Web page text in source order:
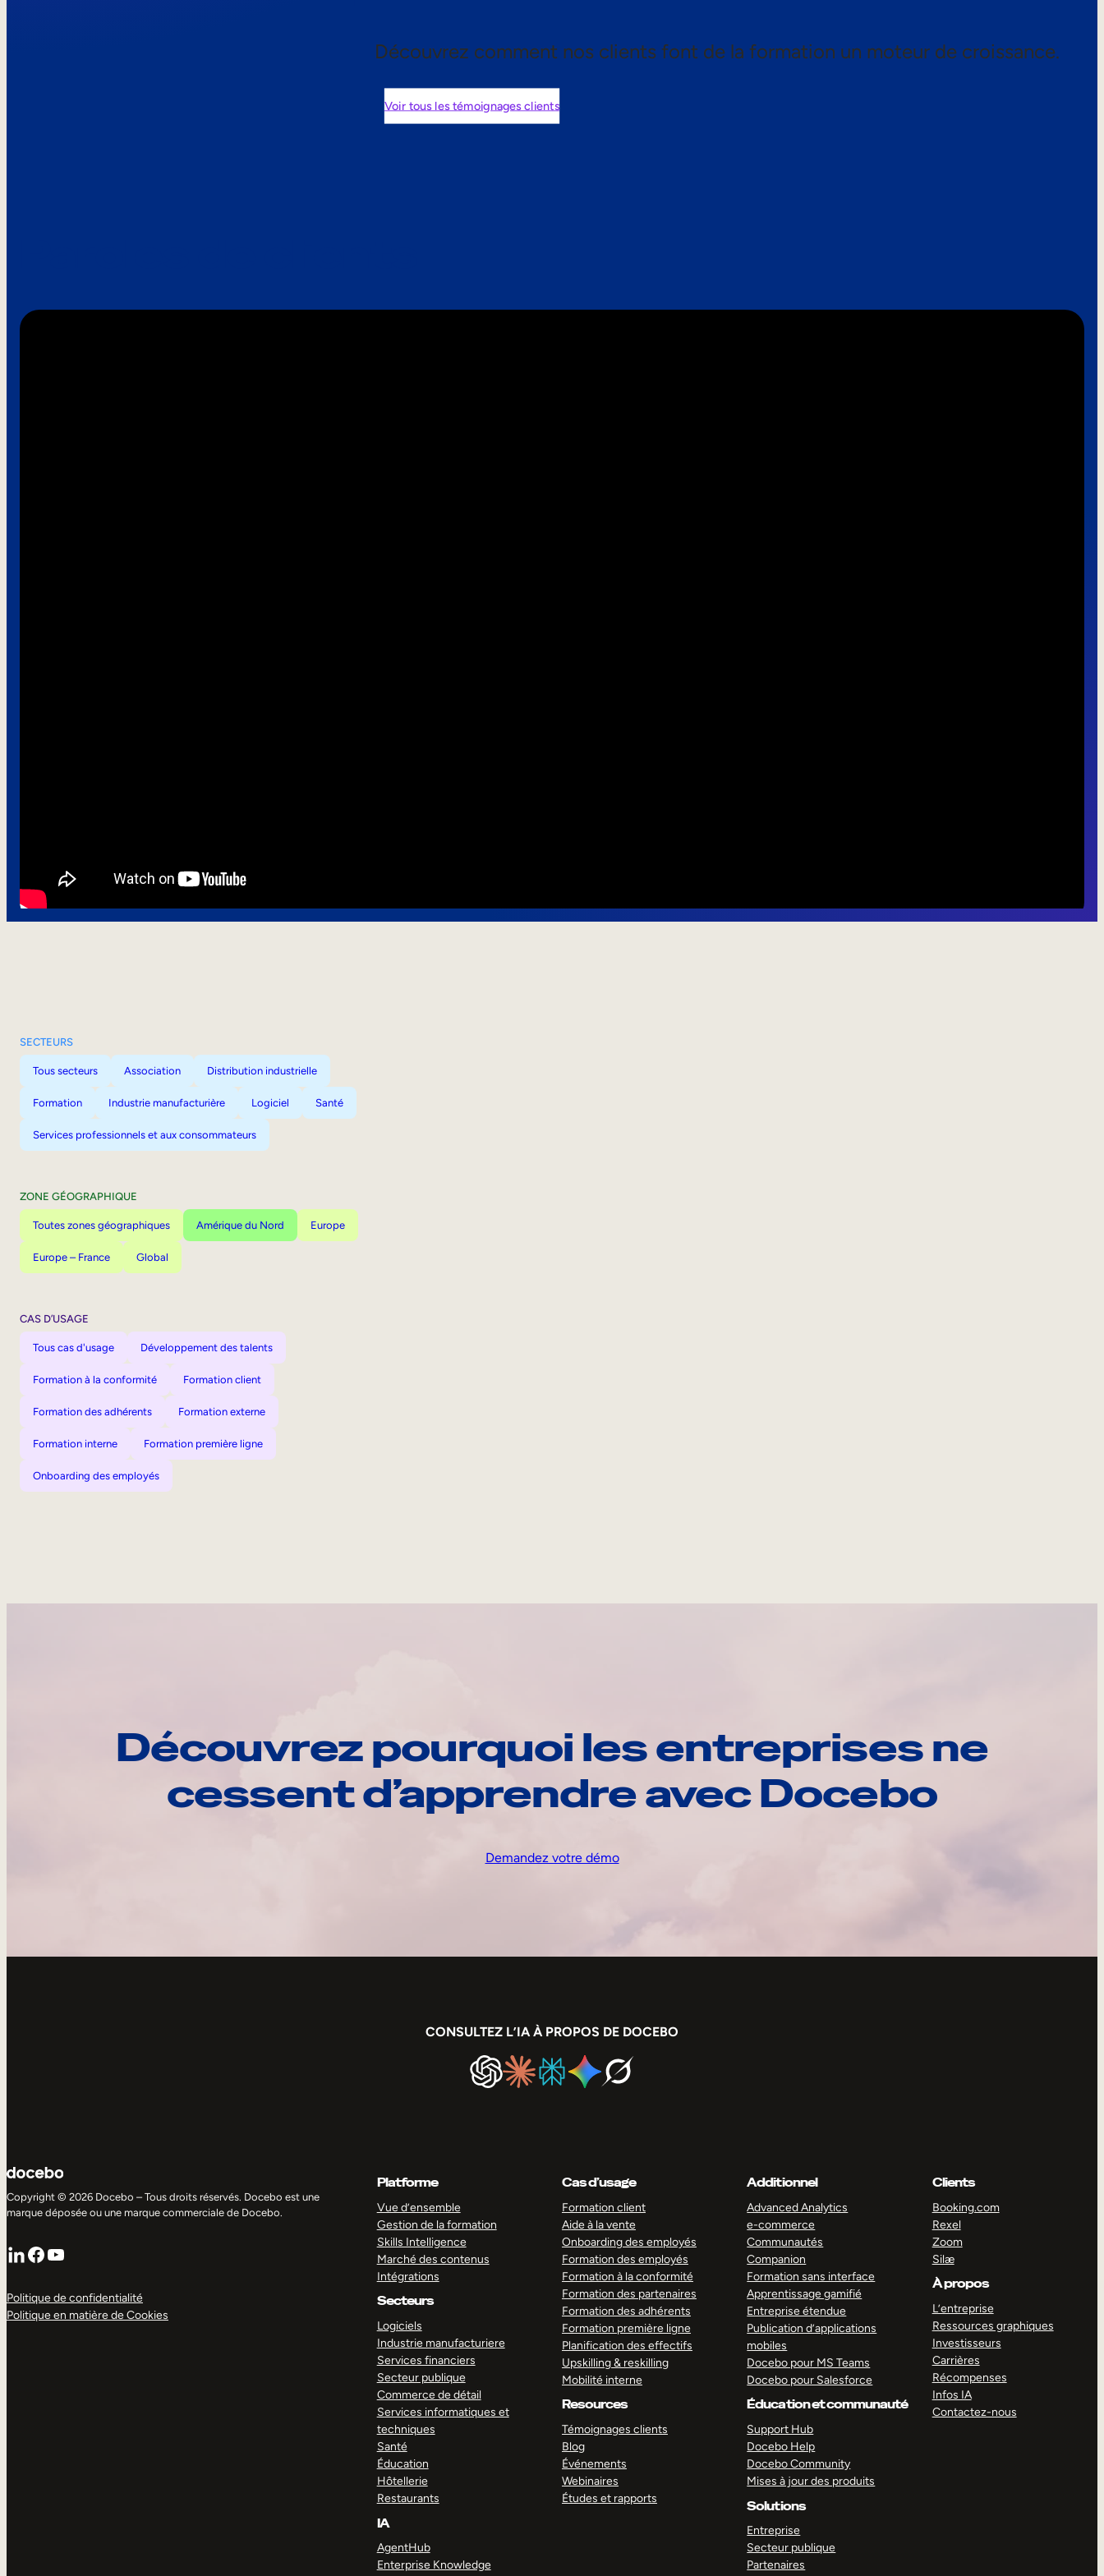
Découvrez comment nos clients font de la formation un moteur de croissance.
Voir tous les témoignages clients
SECTEURS
Tous secteurs Association Distribution industrielle
Formation Industrie manufacturière Logiciel Santé
Services professionnels et aux consommateurs
ZONE GÉOGRAPHIQUE
Toutes zones géographiques Amérique du Nord Europe
Europe – France Global
CAS D’USAGE
Tous cas d'usage Développement des talents
Formation à la conformité Formation client
Formation des adhérents Formation externe
Formation interne Formation première ligne
Onboarding des employés
Découvrez pourquoi les entreprises ne
cessent d’apprendre avec Docebo
Demandez votre démo
CONSULTEZ L’IA À PROPOS DE DOCEBO
Copyright © 2026 Docebo – Tous droits réservés. Docebo est une
marque déposée ou une marque commerciale de Docebo.
LinkedIn
Facebook
YouTube
Politique de confidentialité
Politique en matière de Cookies
Platforme
Vue d’ensemble
Gestion de la formation
Skills Intelligence
Marché des contenus
Intégrations
Secteurs
Logiciels
Industrie manufacturiere
Services financiers
Secteur publique
Commerce de détail
Services informatiques et
techniques
Santé
Éducation
Hôtellerie
Restaurants
IA
AgentHub
Enterprise Knowledge
Cas d’usage
Formation client
Aide à la vente
Onboarding des employés
Formation des employés
Formation à la conformité
Formation des partenaires
Formation des adhérents
Formation première ligne
Planification des effectifs
Upskilling & reskilling
Mobilité interne
Resources
Témoignages clients
Blog
Événements
Webinaires
Études et rapports
Additionnel
Advanced Analytics
e-commerce
Communautés
Companion
Formation sans interface
Apprentissage gamifié
Entreprise étendue
Publication d’applications
mobiles
Docebo pour MS Teams
Docebo pour Salesforce
Éducation et communauté
Support Hub
Docebo Help
Docebo Community
Mises à jour des produits
Solutions
Entreprise
Secteur publique
Partenaires
Clients
Booking.com
Rexel
Zoom
Silæ
À propos
L’entreprise
Ressources graphiques
Investisseurs
Carrières
Récompenses
Infos IA
Contactez-nous